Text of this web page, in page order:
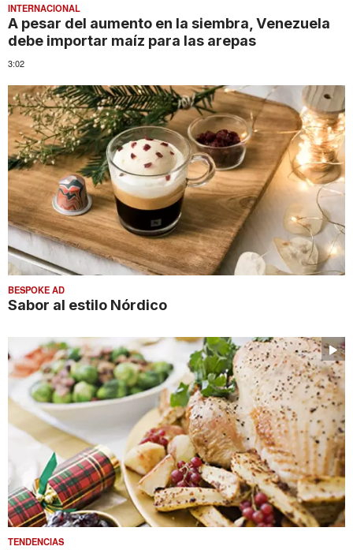
INTERNACIONAL
A pesar del aumento en la siembra, Venezuela
debe importar maíz para las arepas
3:02
BESPOKE AD
Sabor al estilo Nórdico
TENDENCIAS